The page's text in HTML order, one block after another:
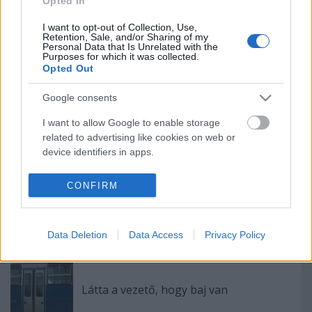
I want to opt-out of Collection, Use,
Retention, Sale, and/or Sharing of my
Personal Data that Is Unrelated with the
Purposes for which it was collected.
Opted Out
Google consents
I want to allow Google to enable storage
related to advertising like cookies on web or
device identifiers in apps.
I want to allow my user data to be sent to
Google for online advertising purposes.
personalized advertising.
I want to allow Google to enable storage
related to analytics like cookies on web or
device identifiers in apps.
CONFIRM
Data Deletion Data Access Privacy Policy
népnek semmi nem jó
Egy galamb, egy bojler és egy hamuvá
sült Mercedes - válogatás az elmúlt hetek
legjobb képeiből
"Öregember nem rakéta" - avagy mi volt
a baj a régi átszállójeggyel?
Nem állt meg a busz - a vezető nem
Látta a vezető, hogy baj van